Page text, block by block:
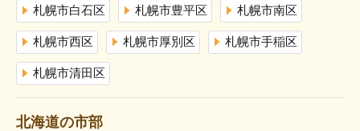
札幌市白石区 札幌市豊平区 札幌市南区
札幌市西区 札幌市厚別区 札幌市手稲区
札幌市清田区
北海道の市部